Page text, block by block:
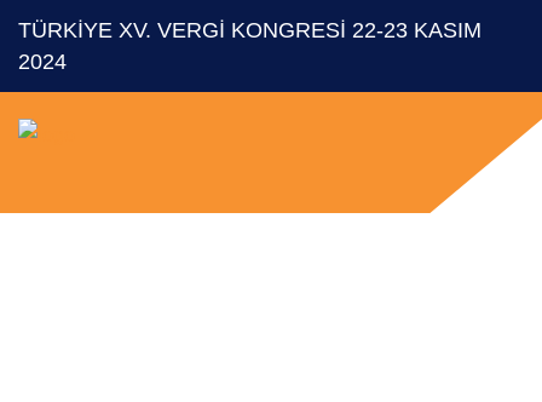
TÜRKİYE XV. VERGİ KONGRESİ 22-23 KASIM
2024